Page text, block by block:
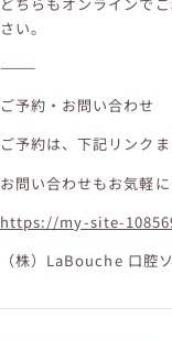
さい。
⸻
ご予約・お問い合わせ
ご予約は、下記リンク
お問い合わせもお気軽に
https://my-site-
（株）LaBouche 口腔